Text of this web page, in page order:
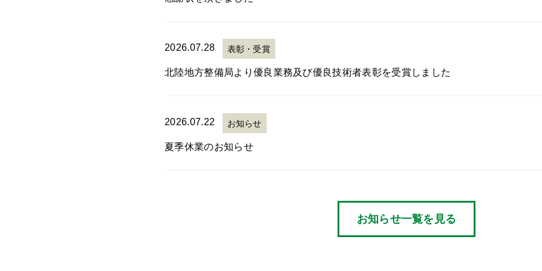
2026.07.28 表彰・受賞
北陸地方整備局より優良業務及び優良技術者表彰を受賞しました
2026.07.22 お知らせ
夏季休業のお知らせ
お知らせ一覧を見る